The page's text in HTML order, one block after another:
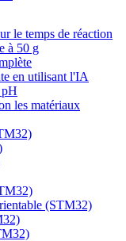
le temps de réaction
à 50 g
en utilisant l'IA
les matériaux
(STM32)